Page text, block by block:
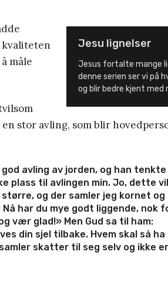
Jesu lignelser
Jesus fortalte mange
denne serien ser vi på
og blir bedre kjent med
kvaliteten
måle
stor avling, som blir
avling av jorden, og han tenkte
plass til avlingen min. Jo, dette
og der samler jeg kornet og
har du mye godt liggende, nok
vær glad!» Men Gud sa til ham:
din sjel tilbake. Hvem skal så
skatter til seg selv og ikke